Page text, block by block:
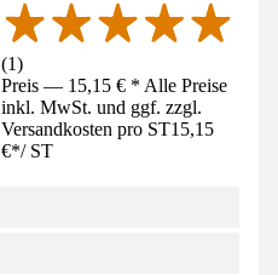
(1)
Preis — 15,15 € * Alle Preise
inkl. MwSt. und ggf. zzgl.
Versandkosten pro ST15,15
€*/ ST